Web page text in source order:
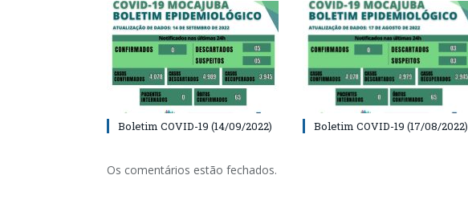
Boletim COVID-19 (14/09/2022) Boletim COVID-19 (17/08/2022)
Os comentários estão fechados.